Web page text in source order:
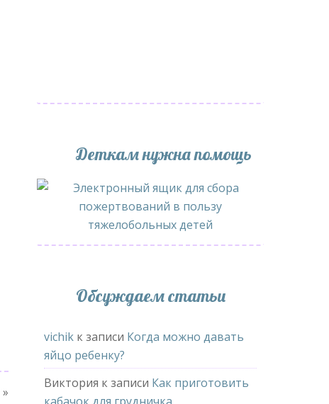
»
Деткам нужна помощь
Обсуждаем статьи
vichik к записи Когда можно давать
яйцо ребенку?
Виктория к записи Как приготовить